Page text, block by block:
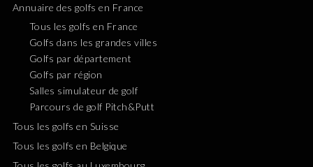
Annuaire des golfs en France
Tous les golfs en France
Golfs dans les grandes villes
Golfs par département
Golfs par région
Salles simulateur de golf
Parcours de golf Pitch&Putt
Tous les golfs en Suisse
Tous les golfs en Belgique